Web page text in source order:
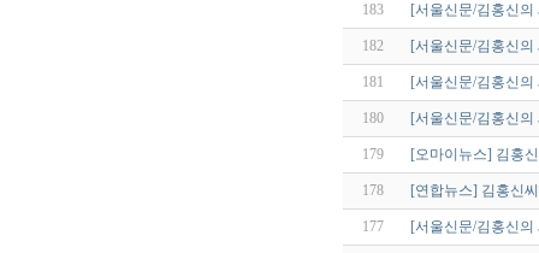
183 [서울신문/김홍신
182 [서울신문/김홍신
181 [서울신문/김홍신
180 [서울신문/김홍신
179 [오마이뉴스] 김홍
178 [연합뉴스] 김홍신
177 [서울신문/김홍신